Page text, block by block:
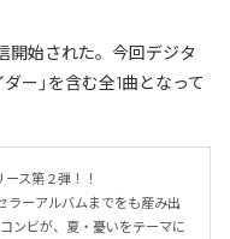
開始された。今回デジタ
ー」を含む全1曲となって
ス第２弾！！
ラーアルバムまでをも産み出
ンビが、夏・憂いをテーマに